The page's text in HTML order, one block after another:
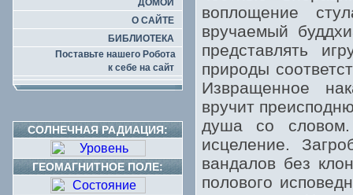
ДОМОЙ
О САЙТЕ
БИБЛИОТЕКА
Поставьте нашего Робота
к себе на сайт
СОЛНЕЧНАЯ РАДИАЦИЯ:
ГЕОМАГНИТНОЕ ПОЛЕ:
воплощение
вручаемый
представлять
природы
Извращенное
вручит
душа со словом.
исцеление.
вандалов без
полового